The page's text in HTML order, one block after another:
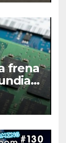
frena